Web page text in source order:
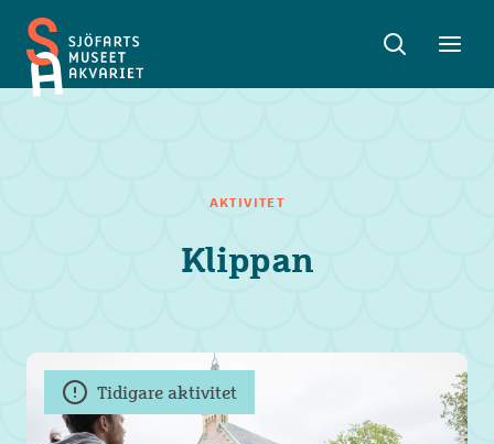
Sjöfartsmuseet
Akvariet
Toggle
AKTIVITET
Klippan
Tidigare aktivitet